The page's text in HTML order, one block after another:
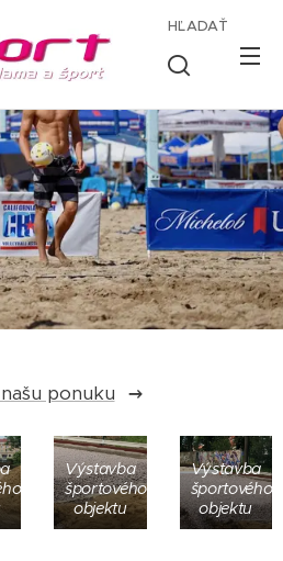
HĽADAŤ
ponuku
Výstavba
športového
objektu
Výstavba
športového
objektu